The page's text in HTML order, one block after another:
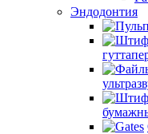
Эндодонтия